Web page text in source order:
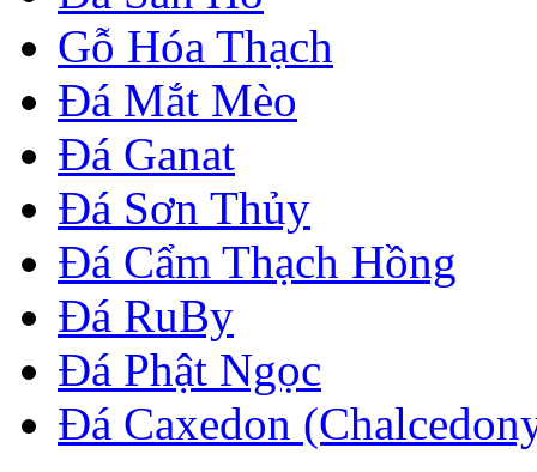
Gỗ Hóa Thạch
Đá Mắt Mèo
Đá Ganat
Đá Sơn Thủy
Đá Cẩm Thạch Hồng
Đá RuBy
Đá Phật Ngọc
Đá Caxedon